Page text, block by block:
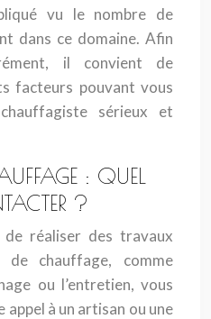
vu le nombre de
dans ce domaine. Afin
il convient de
facteurs pouvant vous
sérieux et
: QUEL
?
de réaliser des travaux
de chauffage, comme
ou l’entretien, vous
à un artisan ou une